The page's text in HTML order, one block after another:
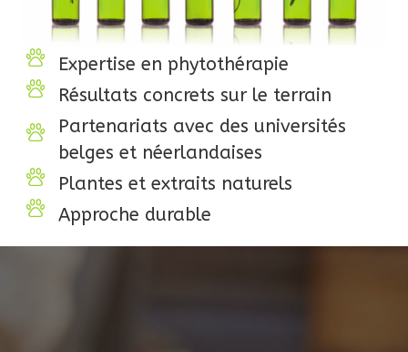
Expertise en phytothérapie
Résultats concrets sur le terrain
Partenariats avec des universités
belges et néerlandaises
Plantes et extraits naturels
Approche durable